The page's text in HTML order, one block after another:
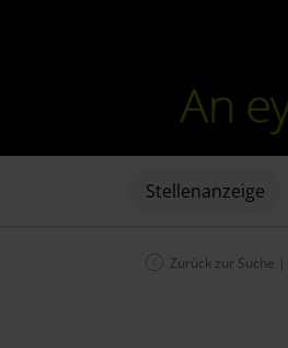
Stellenanzeige
Zurück zur Suche |